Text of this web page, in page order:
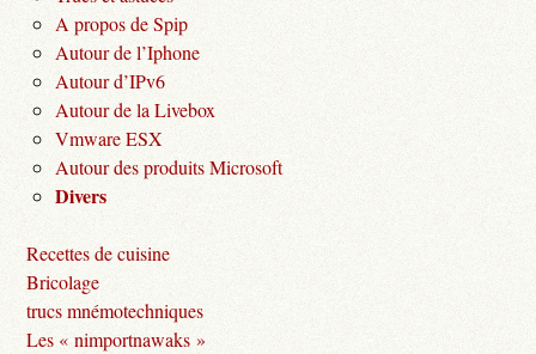
A propos de Spip
Autour de l’Iphone
Autour d’IPv6
Autour de la Livebox
Vmware ESX
Autour des produits Microsoft
Divers
Recettes de cuisine
Bricolage
trucs mnémotechniques
Les « nimportnawaks »